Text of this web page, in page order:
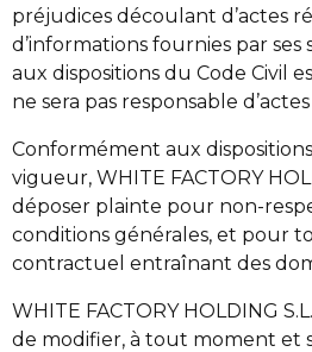
préjudices découlant d’actes
d’informations fournies par ses
aux dispositions du Code Civil
ne sera pas responsable
Conformément aux
vigueur, WHITE FACTORY
déposer plainte pour non-
conditions générales, et pour
contractuel entraînant des
WHITE FACTORY HOLDING
de modifier, à tout moment et